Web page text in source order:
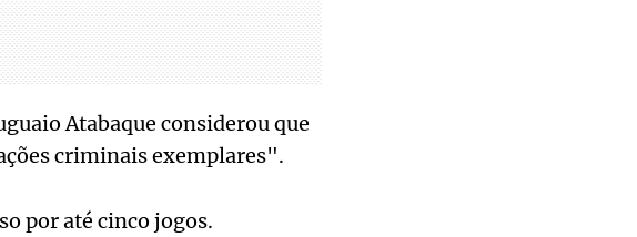
Atabaque considerou que
criminais exemplares".
por até cinco jogos.